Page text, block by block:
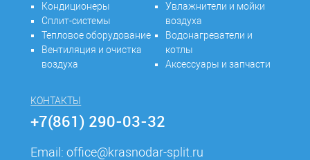
Кондиционеры
Сплит-системы
Тепловое оборудование
Вентиляция и очистка
воздуха
Увлажнители и мойки
воздуха
Водонагреватели и
котлы
Аксессуары и запчасти
КОНТАКТЫ
+7(861) 290-03-32
Email:office@krasnodar-split.ru